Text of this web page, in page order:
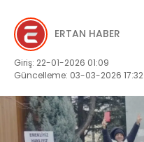
ERTAN HABER
Giriş: 22-01-2026 01:09
Güncelleme: 03-03-2026 17:32